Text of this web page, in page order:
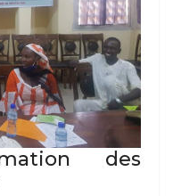
des